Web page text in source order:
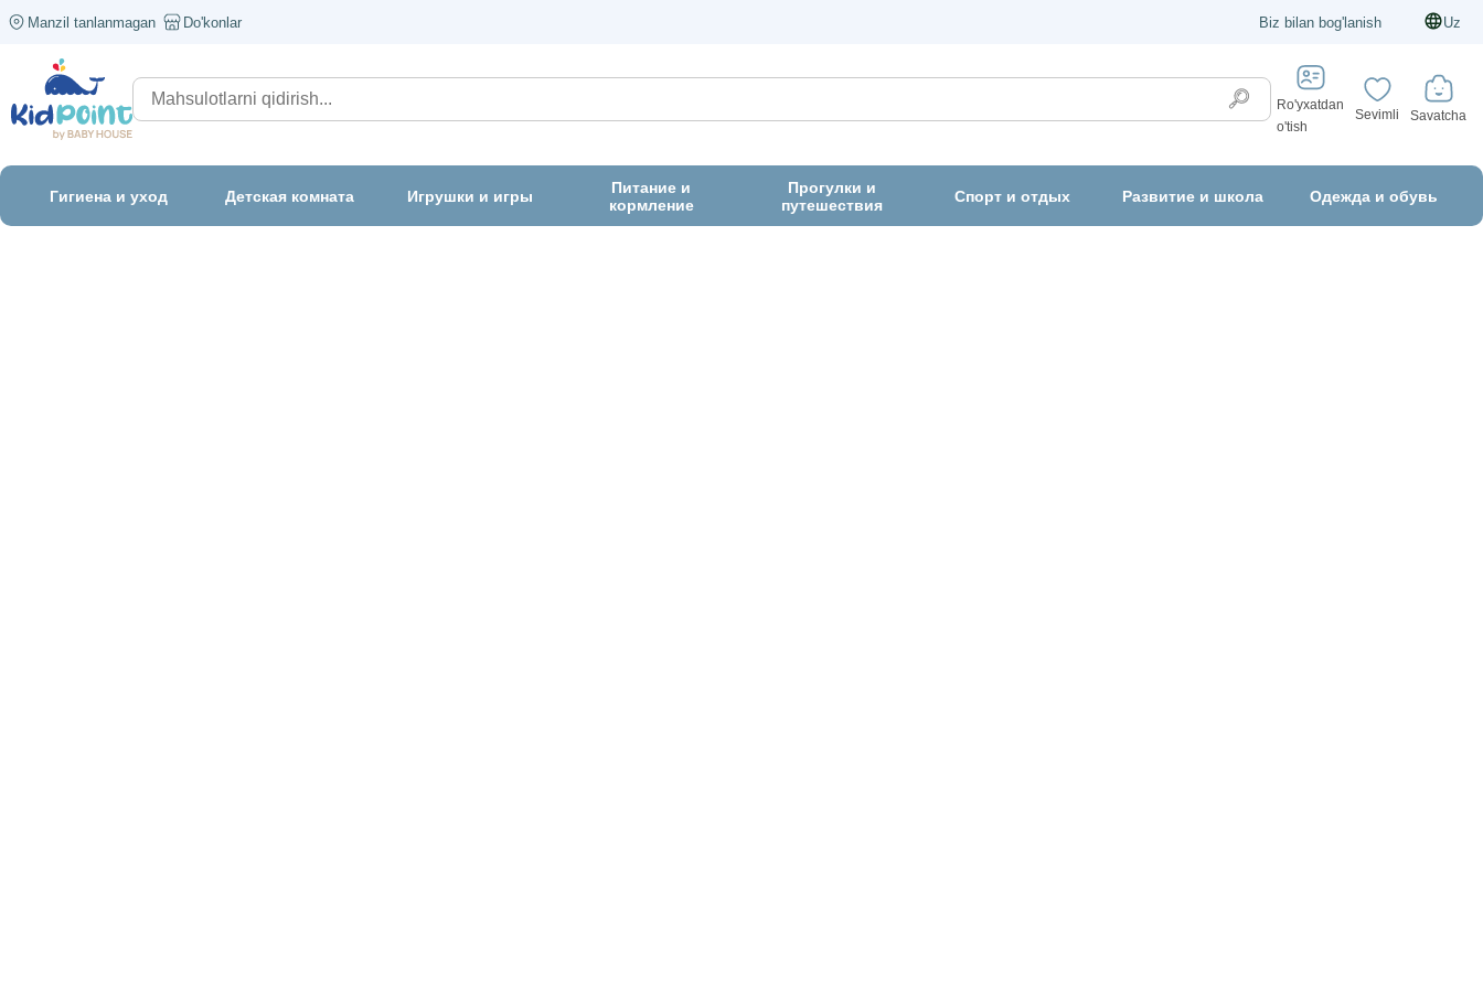
Manzil tanlanmagan Do'konlar Biz bilan bog'lanish Uz
Ro'yxatdan
o'tish
Sevimli Savatcha
Гигиена и уход Детская комната Игрушки и игры
Питание и
кормление
Прогулки и
путешествия
Спорт и отдых Развитие и школа Одежда и обувь